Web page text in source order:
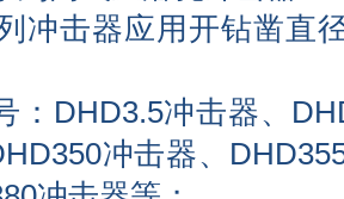
冲击器应用开钻凿直
DHD3.5冲击器、
冲击器、